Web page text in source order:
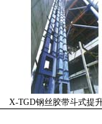
X-TGD钢丝胶带斗式提